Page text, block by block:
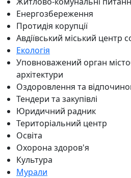
Енергозбереження
Протидія корупції
Авдіївський міський центр
Екологія
Уповноважений орган
архітектури
Оздоровлення та
Тендери та закупівлі
Юридичний радник
Територіальний центр
Освіта
Охорона здоров'я
Культура
Мурали